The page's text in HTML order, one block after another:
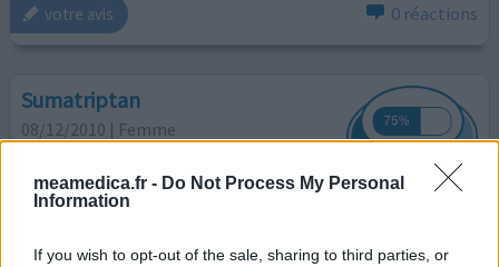
meamedica.fr - Do Not Process My Personal
Information
If you wish to opt-out of the sale, sharing to third parties, or
votre avis 0 réactions
Sumatriptan
08/12/2010 | Femme
Quantité effets secondaires